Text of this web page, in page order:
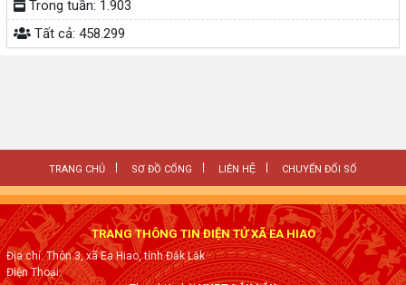
Trong tuần: 1.903
Tất cả: 458.299
TRANG CHỦ SƠ ĐỒ CỔNG LIÊN HỆ CHUYỂN ĐỔI SỐ
TRANG THÔNG TIN ĐIỆN TỬ XÃ EA HIAO
Địa chỉ: Thôn 3, xã Ea Hiao, tỉnh Đắk Lắk
Điện Thoại: